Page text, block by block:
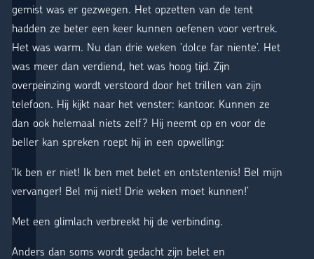
gemist was er gezwegen. Het opzetten van de tent
hadden ze beter een keer kunnen oefenen voor vertrek.
Het was warm. Nu dan drie weken ‘dolce far niente’. Het
was meer dan verdiend, het was hoog tijd. Zijn
overpeinzing wordt verstoord door het trillen van zijn
telefoon. Hij kijkt naar het venster: kantoor. Kunnen ze
dan ook helemaal niets zelf? Hij neemt op en voor de
beller kan spreken roept hij in een opwelling:
‘Ik ben er niet! Ik ben met belet en ontstentenis! Bel mijn
vervanger! Bel mij niet! Drie weken moet kunnen!’
Met een glimlach verbreekt hij de verbinding.
Anders dan soms wordt gedacht zijn belet en